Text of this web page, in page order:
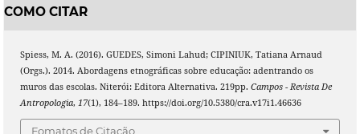
COMO CITAR
Spiess, M. A. (2016). GUEDES, Simoni Lahud; CIPINIUK, Tatiana Arnaud
(Orgs.). 2014. Abordagens etnográficas sobre educação: adentrando os
muros das escolas. Niterói: Editora Alternativa. 219pp. Campos - Revista De
Antropologia, 17(1), 184–189. https://doi.org/10.5380/cra.v17i1.46636
Fomatos de Citação